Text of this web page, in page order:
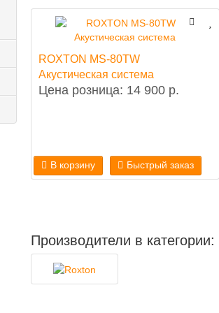
ROXTON MS-80TW
Акустическая система
Цена розница: 14 900 р.
В корзину Быстрый заказ
Производители в категории: